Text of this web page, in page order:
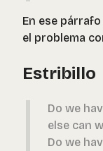
En ese
el problema
Estribillo
Do we
else can
Do we